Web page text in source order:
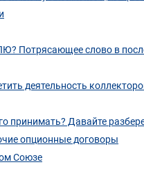
Потрясающее слово в
деятельность
принимать? Давайте
опционные договоры
Союзе